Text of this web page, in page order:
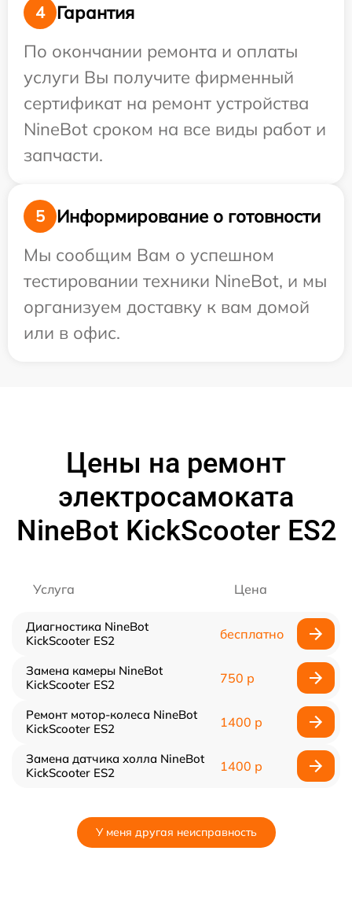
4
Гарантия
По окончании ремонта и оплаты
услуги Вы получите фирменный
сертификат на ремонт устройства
NineBot сроком на все виды работ и
запчасти.
5
Информирование о готовности
Мы сообщим Вам о успешном
тестировании техники NineBot, и мы
организуем доставку к вам домой
или в офис.
Цены на ремонт
электросамоката
NineBot KickScooter ES2
Услуга Цена
Диагностика NineBot
KickScooter ES2
бесплатно
Замена камеры NineBot
KickScooter ES2
750 р
Ремонт мотор-колеса NineBot
KickScooter ES2
1400 р
Замена датчика холла NineBot
KickScooter ES2
1400 р
У меня другая неисправность